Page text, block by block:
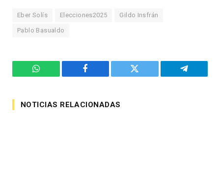
Eber Solís Elecciones2025 Gildo Insfrán
Pablo Basualdo
WhatsApp Facebook Twitter Telegram
NOTICIAS RELACIONADAS